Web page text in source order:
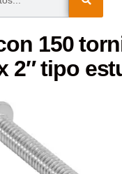
150
2″ tipo